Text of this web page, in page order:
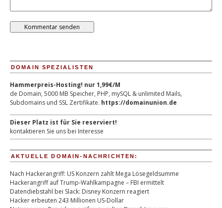
DOMAIN SPEZIALISTEN
Hammerpreis-Hosting! nur 1,99€/M
de Domain, 5000 MB Speicher, PHP, mySQL & unlimited Mails,
Subdomains und SSL Zertifikate. https://domainunion.de
Dieser Platz ist für Sie reserviert!
kontaktieren Sie uns bei Interesse
AKTUELLE DOMAIN-NACHRICHTEN:
Nach Hackerangriff: US Konzern zahlt Mega Lösegeldsumme
Hackerangriff auf Trump-Wahlkampagne – FBI ermittelt
Datendiebstahl bei Slack: Disney Konzern reagiert
Hacker erbeuten 243 Millionen US-Dollar